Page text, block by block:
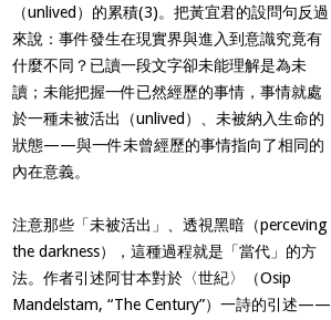
（unlived）的累積(3)。把黃宜君的設問句反過
來說：事件發生在現實界與進入到意識究竟有
什麼不同？已讀一段文字卻未能理解是為未
讀；未能把握一件已然經歷的事情，事情就處
於一種未被活出（unlived）、未被納入生命的
狀態——與一件未曾經歷的事情指向了相同的
內在意義。
注意那些「未被活出」、透視黑暗（perceving
the darkness），這種過程就是「當代」的方
法。作者引述阿甘本對於〈世紀〉（Osip
Mandelstam, “The Century”）一詩的引述——